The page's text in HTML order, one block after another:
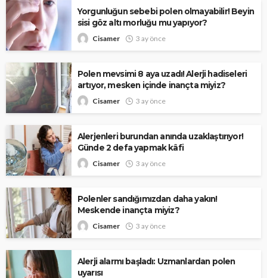
Yorgunluğun sebebi polen olmayabilir! Beyin
sisi göz altı morluğu mu yapıyor?
Cisamer 3 ay önce
Polen mevsimi 8 aya uzadı! Alerji hadiseleri
artıyor, mesken içinde inançta miyiz?
Cisamer 3 ay önce
Alerjenleri burundan anında uzaklaştırıyor!
Günde 2 defa yapmak kâfi
Cisamer 3 ay önce
Polenler sandığımızdan daha yakın!
Meskende inançta miyiz?
Cisamer 3 ay önce
Alerji alarmı başladı: Uzmanlardan polen
uyarısı